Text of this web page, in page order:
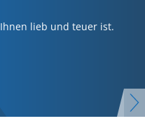
lieb und teuer ist.